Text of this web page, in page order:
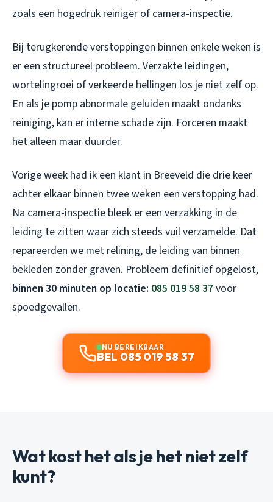
zoals een hogedruk reiniger of camera-inspectie.
Bij terugkerende verstoppingen binnen enkele weken is
er een structureel probleem. Verzakte leidingen,
wortelingroei of verkeerde hellingen los je niet zelf op.
En als je pomp abnormale geluiden maakt ondanks
reiniging, kan er interne schade zijn. Forceren maakt
het alleen maar duurder.
Vorige week had ik een klant in Breeveld die drie keer
achter elkaar binnen twee weken een verstopping had.
Na camera-inspectie bleek er een verzakking in de
leiding te zitten waar zich steeds vuil verzamelde. Dat
repareerden we met relining, de leiding van binnen
bekleden zonder graven. Probleem definitief opgelost,
binnen 30 minuten op locatie: 085 019 58 37voor
spoedgevallen.
NU BEREIKBAAR
BEL 085 019 58 37
Wat kost het als je het niet zelf
kunt?